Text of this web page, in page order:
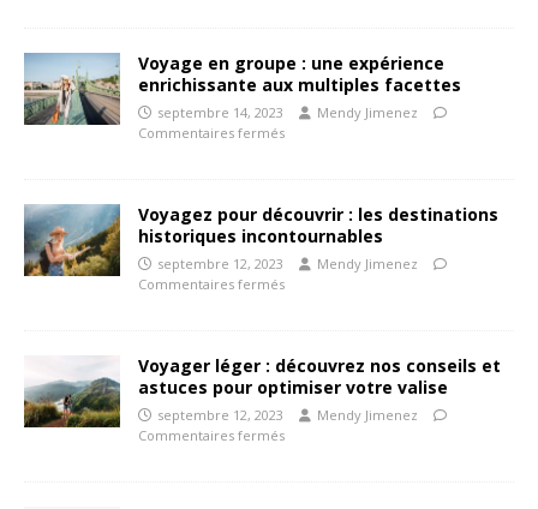
Voyage en groupe : une expérience
enrichissante aux multiples facettes
septembre 14, 2023
Mendy Jimenez
Commentaires fermés
Voyagez pour découvrir : les destinations
historiques incontournables
septembre 12, 2023
Mendy Jimenez
Commentaires fermés
Voyager léger : découvrez nos conseils et
astuces pour optimiser votre valise
septembre 12, 2023
Mendy Jimenez
Commentaires fermés